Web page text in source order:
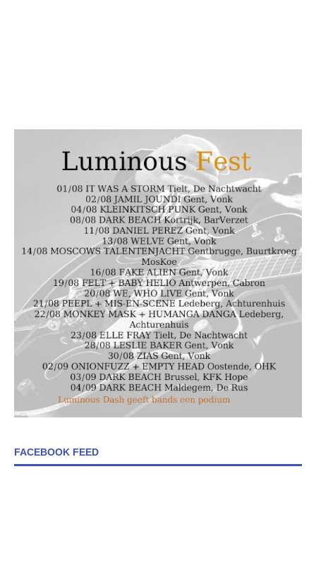
FACEBOOK FEED